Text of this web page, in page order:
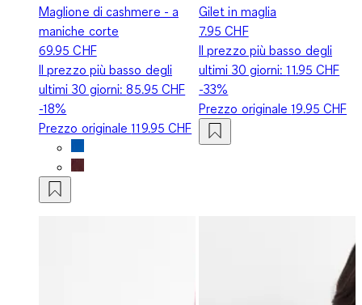
Maglione di cashmere - a
maniche corte
69.95 CHF
Il prezzo più basso degli
ultimi 30 giorni:85.95 CHF
-18%
Prezzo originale119.95 CHF
Gilet in maglia
7.95 CHF
Il prezzo più basso degli
ultimi 30 giorni:11.95 CHF
-33%
Prezzo originale19.95 CHF